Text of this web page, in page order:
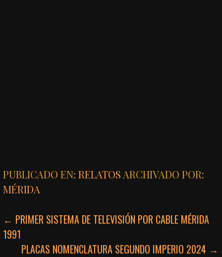
PUBLICADO EN:RELATOS ARCHIVADO POR:
MÉRIDA
NAVEGACIÓN
DE
← PRIMER SISTEMA DE TELEVISIÓN POR CABLE MÉRIDA
1991
PLACAS NOMENCLATURA SEGUNDO IMPERIO 2024 →